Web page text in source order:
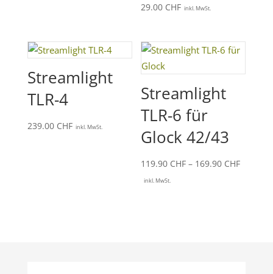
29.00 CHF inkl. MwSt.
Streamlight
TLR-4
239.00 CHF inkl. MwSt.
Streamlight
TLR-6 für
Glock 42/43
119.90 CHF – 169.90 CHF
inkl. MwSt.